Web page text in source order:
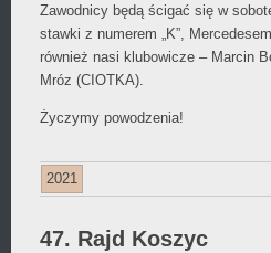
Zawodnicy będą ścigać się w
stawki z numerem „K”,
również nasi klubowicze – Marcin
Mróz (CIOTKA).
Życzymy powodzenia!
2021
47. Rajd Koszyc